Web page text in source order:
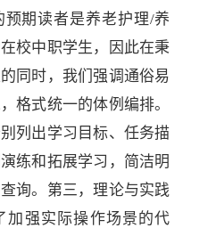
期读者是养老护理/养
校中职学生，因此在秉
同时，我们强调通俗易
格式统一的体例编排。
列出学习目标、任务描
练和拓展学习，简洁明
询。第三，理论与实践
加强实际操作场景的代